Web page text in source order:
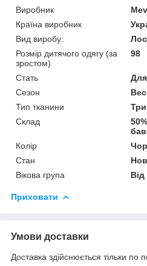
Виробник
Країна виробник
Вид виробу:
Розмір дитячого одягу (за
зростом)
98
Стать
Для
Сезон
Тип тканини
Склад
Колір
Стан
Вікова група
Приховати
Умови доставки
Доставка здійснюється тільки по